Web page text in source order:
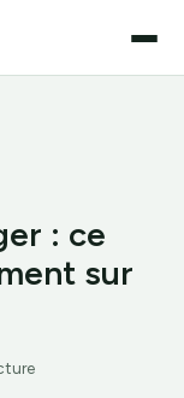
: ce
sur